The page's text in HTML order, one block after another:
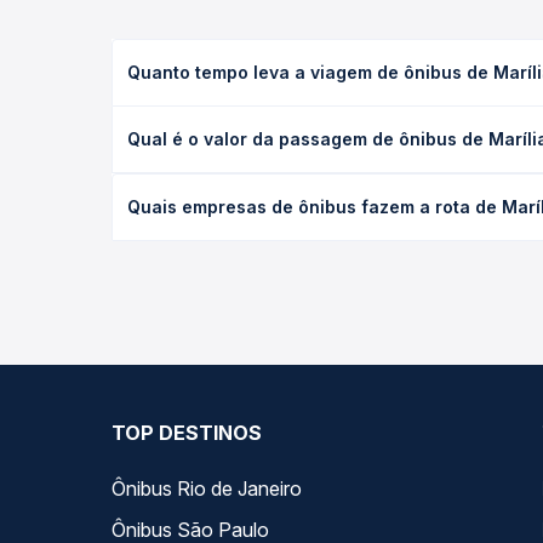
Quanto tempo leva a viagem de ônibus de
leito) e as condições de tráfego. Na Quero
Qual é o valor da passagem de ônibus de
antecedência da compra. Na Quero Passagem
Quais empresas de ônibus fazem a rota de
TOP DESTINOS
Ônibus Rio de Janeiro
Ônibus São Paulo